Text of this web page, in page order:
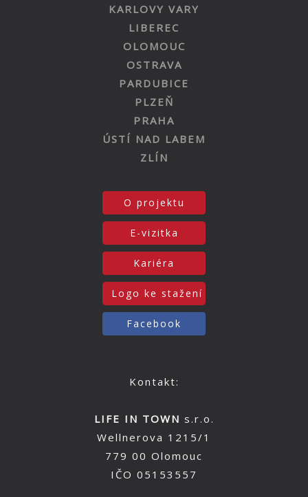
KARLOVY VARY
LIBEREC
OLOMOUC
OSTRAVA
PARDUBICE
PLZEŇ
PRAHA
ÚSTÍ NAD LABEM
ZLÍN
O projektu
E-vizitka
Kariéra
Logo ke stažení
Facebook
Kontakt:
LIFE IN TOWN s.r.o.
Wellnerova 1215/1
779 00 Olomouc
IČO 05153557